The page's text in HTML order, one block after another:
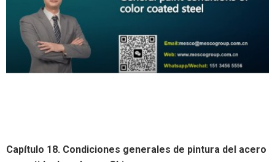
Capítulo 18. Condiciones generales de pintura del acero